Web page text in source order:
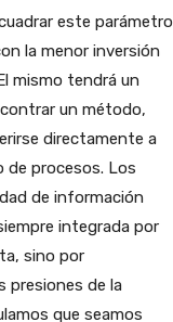
este parámetro
la menor inversión
mismo tendrá un
un método,
directamente a
de procesos. Los
de información
integrada por
sino por
presiones de la
que seamos